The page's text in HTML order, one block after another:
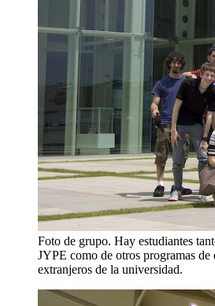
Foto de grupo. Hay estudiantes
JYPE como de otros programas de
extranjeros de la universidad.